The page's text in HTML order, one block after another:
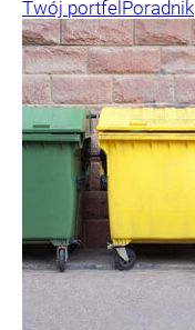
Twój portfelPoradnik